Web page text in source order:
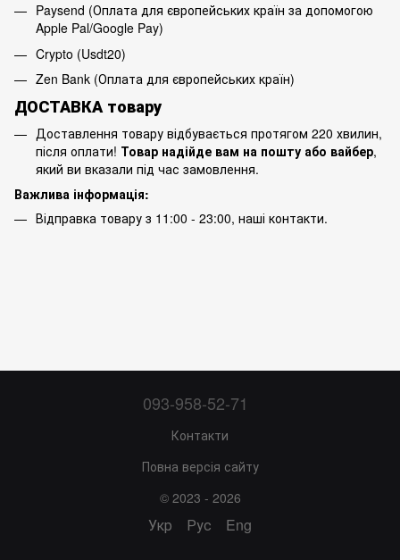
Paysend (Оплата для європейських країн за допомогою
Apple Pal/Google Pay)
Crypto (Usdt20)
Zen Bank (Оплата для європейських країн)
ДОСТАВКА товару
Доставлення товару відбувається протягом 220 хвилин,
після оплати! Товар надійде вам на пошту або вайбер,
який ви вказали під час замовлення.
Важлива інформація:
Відправка товару з 11:00 - 23:00, наші контакти.
093-958-52-71
Контакти
Повна версія сайту
© 2023 - 2026
Укр Рус Eng